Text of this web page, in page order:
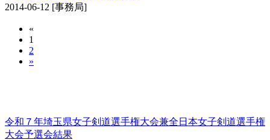
2014-06-12 [事務局]
«
1
2
»
令和７年埼玉県女子剣道選手権大会兼全日本女子剣道選手権
大会予選会結果